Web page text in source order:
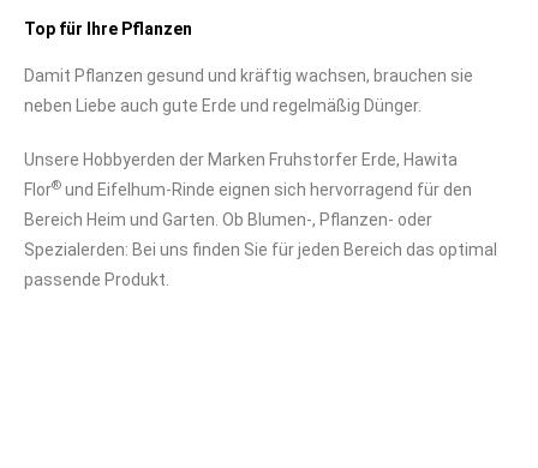
Top für Ihre Pflanzen
Damit Pflanzen gesund und kräftig wachsen, brauchen sie
neben Liebe auch gute Erde und regelmäßig Dünger.
Unsere Hobbyerden der Marken Fruhstorfer Erde, Hawita
Flor® und Eifelhum-Rinde eignen sich hervorragend für den
Bereich Heim und Garten. Ob Blumen-, Pflanzen- oder
Spezialerden: Bei uns finden Sie für jeden Bereich das optimal
passende Produkt.